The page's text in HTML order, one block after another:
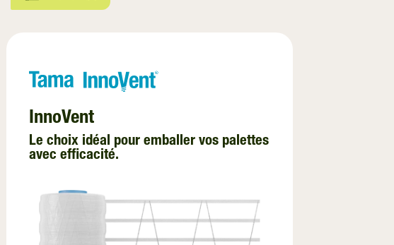
Emballage des Palettes
Filet de Palletisation
Film de Ventilation
InnoVent
Le choix idéal pour emballer vos palettes
avec efficacité.